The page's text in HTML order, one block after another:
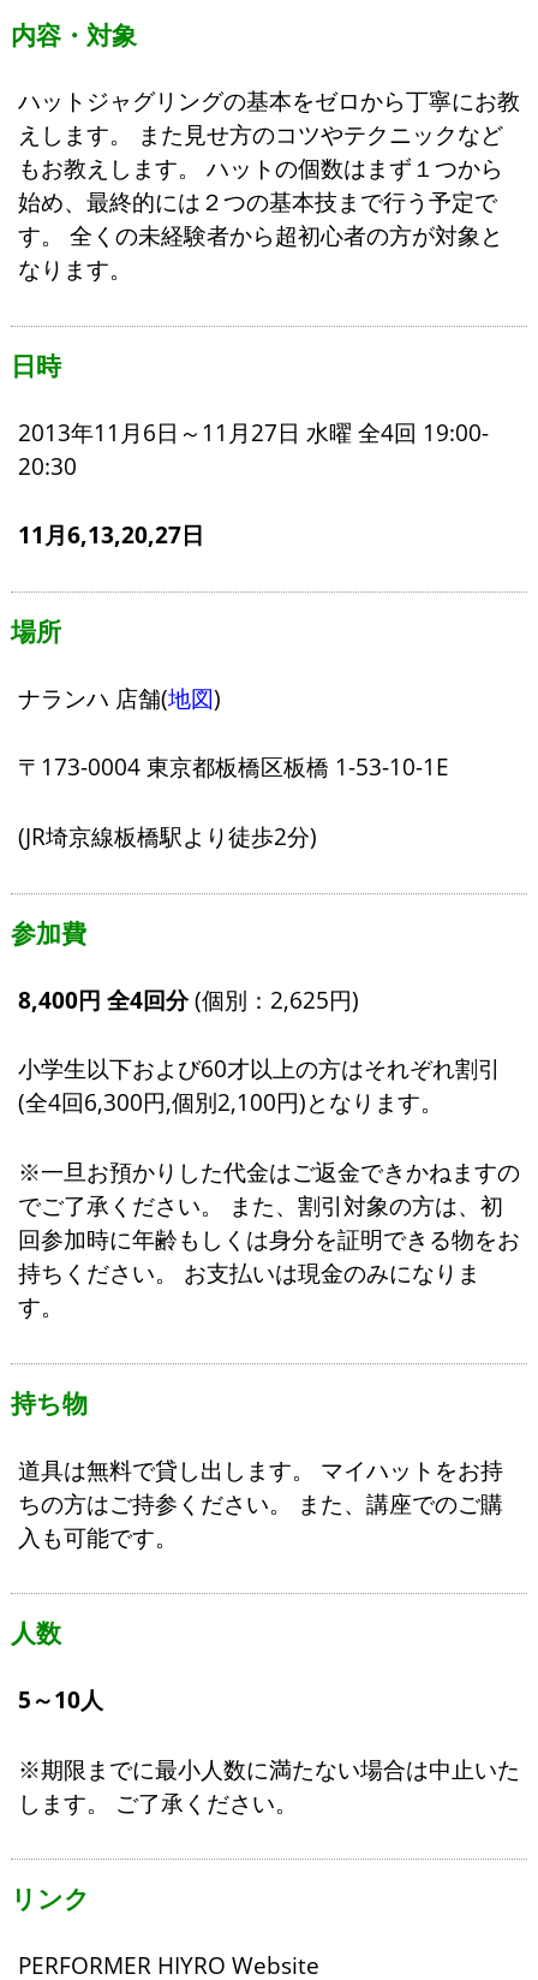
内容・対象
ハットジャグリングの基本をゼロから丁寧にお教
えします。 また見せ方のコツやテクニックなど
もお教えします。 ハットの個数はまず１つから
始め、最終的には２つの基本技まで行う予定で
す。 全くの未経験者から超初心者の方が対象と
なります。
日時
2013年11月6日～11月27日 水曜 全4回 19:00-
20:30
11月6,13,20,27日
場所
ナランハ 店舗(地図)
〒173-0004 東京都板橋区板橋 1-53-10-1E
(JR埼京線板橋駅より徒歩2分)
参加費
8,400円 全4回分(個別：2,625円)
小学生以下および60才以上の方はそれぞれ割引
(全4回6,300円,個別2,100円)となります。
※一旦お預かりした代金はご返金できかねますの
でご了承ください。 また、割引対象の方は、初
回参加時に年齢もしくは身分を証明できる物をお
持ちください。 お支払いは現金のみになりま
す。
持ち物
道具は無料で貸し出します。 マイハットをお持
ちの方はご持参ください。 また、講座でのご購
入も可能です。
人数
5～10人
※期限までに最小人数に満たない場合は中止いた
します。 ご了承ください。
リンク
PERFORMER HIYRO Website